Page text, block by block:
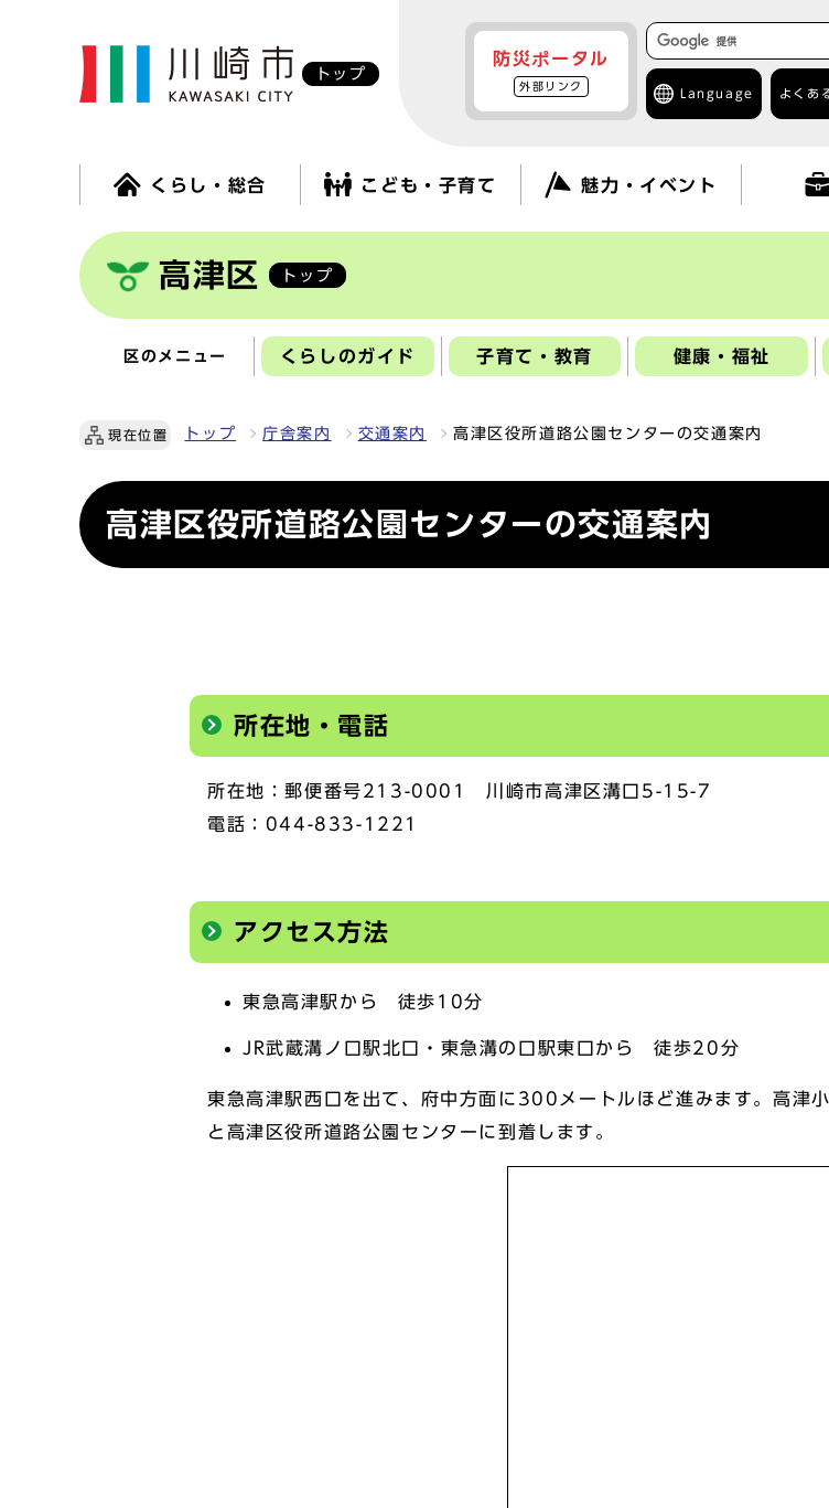
トップ
防災ポータル
外部リンク
Language よくあ
くらし・総合 こども・子育て 魅力・イベント
高津区 トップ
区のメニュー くらしのガイド 子育て・教育 健康・福祉
現在位置 トップ 庁舎案内 交通案内 高津区役所道路公園センターの交通案内
高津区役所道路公園センターの交通案内
所在地・電話
所在地：郵便番号213-0001 川崎市高津区溝口5-15-7
電話：044-833-1221
アクセス方法
東急高津駅から 徒歩10分
JR武蔵溝ノ口駅北口・東急溝の口駅東口から 徒歩20分
東急高津駅西口を出て、府中方面に300メートルほど進みます。高津
と高津区役所道路公園センターに到着します。